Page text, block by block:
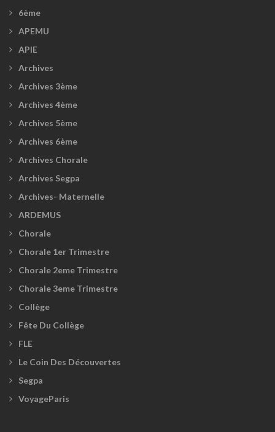
6ème
APEMU
APIE
Archives
Archives 3ème
Archives 4ème
Archives 5ème
Archives 6ème
Archives Chorale
Archives Segpa
Archives- Maternelle
ARDEMUS
Chorale
Chorale 1er Trimestre
Chorale 2eme Trimestre
Chorale 3eme Trimestre
Collège
Fête Du Collège
FLE
Le Coin Des Découvertes
Segpa
VoyageParis